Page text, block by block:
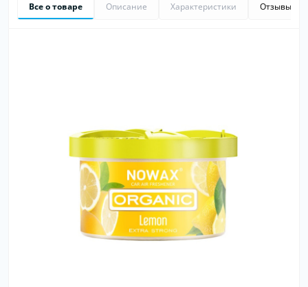
Все о товаре Описание Характеристики Отзывы